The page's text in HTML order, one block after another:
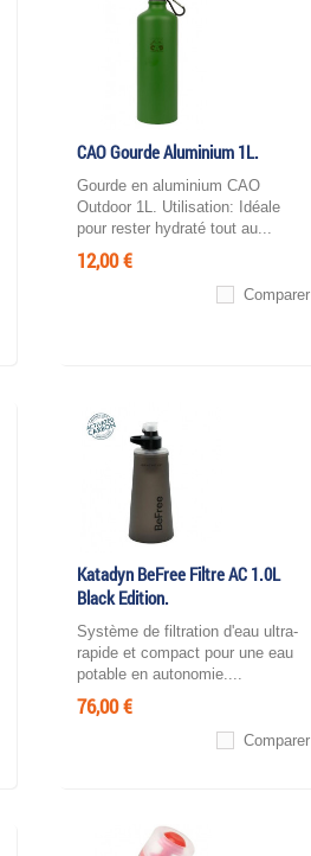
CAO Gourde Aluminium 1L.
Gourde en aluminium CAO
Outdoor 1L. Utilisation: Idéale
pour rester hydraté tout au...
12,00 €
Comparer
Katadyn BeFree Filtre AC 1.0L
Black Edition.
Système de filtration d'eau ultra-
rapide et compact pour une eau
potable en autonomie....
76,00 €
Comparer